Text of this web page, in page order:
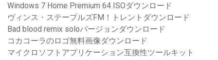
Windows 7 Home Premium 64 ISOダウンロード
ヴィンス・ステープルズFM！トレントダウンロード
Bad blood remix soloバージョンダウンロード
コカコーラのロゴ無料画像ダウンロード
マイクロソフトアプリケーション互換性ツールキット